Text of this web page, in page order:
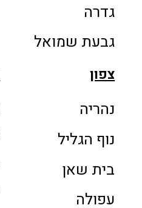
גדרה
גבעת שמואל
צפון
נהריה
נוף הגליל
בית שאן
עפולה